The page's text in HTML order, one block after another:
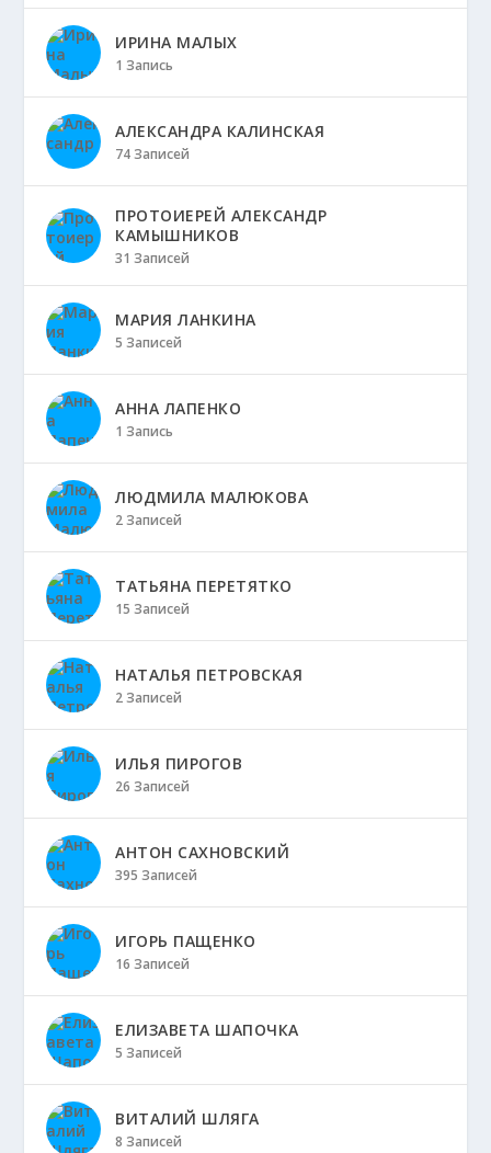
ИРИНА МАЛЫХ
1 Запись
АЛЕКСАНДРА КАЛИНСКАЯ
74 Записей
ПРОТОИЕРЕЙ АЛЕКСАНДР
КАМЫШНИКОВ
31 Записей
МАРИЯ ЛАНКИНА
5 Записей
АННА ЛАПЕНКО
1 Запись
ЛЮДМИЛА МАЛЮКОВА
2 Записей
ТАТЬЯНА ПЕРЕТЯТКО
15 Записей
НАТАЛЬЯ ПЕТРОВСКАЯ
2 Записей
ИЛЬЯ ПИРОГОВ
26 Записей
АНТОН САХНОВСКИЙ
395 Записей
ИГОРЬ ПАЩЕНКО
16 Записей
ЕЛИЗАВЕТА ШАПОЧКА
5 Записей
ВИТАЛИЙ ШЛЯГА
8 Записей